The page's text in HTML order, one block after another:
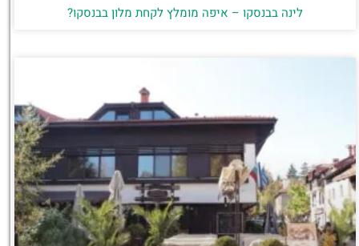
לינה בבנסקו – איפה מומלץ לקחת מלון בבנסקו?